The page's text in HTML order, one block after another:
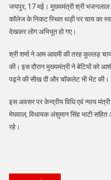
जयपुर, 17 मई। मुख्यमंत्री श्री भजनलाल
कॉलेज के निकट स्थित थड़ी पर चाय का
देखकर लोग अभिभूत हो गए।
श्री शर्मा ने आम आदमी की तरह कुल्लड़
की। इस दौरान मुख्यमंत्री ने बेटियों को
पढ़ने की सीख दी और चॉकलेट भी भेंट की।
इस अवसर पर केन्द्रीय विधि एवं न्याय
मेघवाल, विधायक अंशुमान सिंह भाटी
रहे।